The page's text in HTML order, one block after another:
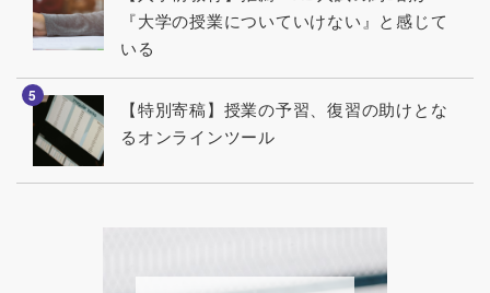
『大学の授業についていけない』と感じて
いる
photo
【特別寄稿】授業の予習、復習の助けとな
るオンラインツール